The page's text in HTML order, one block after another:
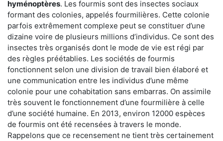
hyménoptères. Les fourmis sont des insectes sociaux
formant des colonies, appelés fourmilières. Cette colonie
parfois extrêmement complexe peut se constituer d’une
dizaine voire de plusieurs millions d’individus. Ce sont des
insectes très organisés dont le mode de vie est régi par
des règles préétablies. Les sociétés de fourmis
fonctionnent selon une division de travail bien élaboré et
une communication entre les individus d’une même
colonie pour une cohabitation sans embarras. On assimile
très souvent le fonctionnement d’une fourmilière à celle
d’une société humaine. En 2013, environ 12000 espèces
de fourmis ont été recensées à travers le monde.
Rappelons que ce recensement ne tient très certainement